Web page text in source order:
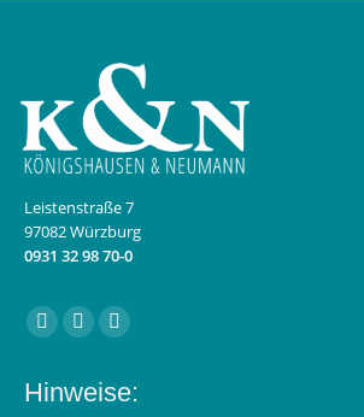
Leistenstraße 7
97082 Würzburg
0931 32 98 70-0
Finden Sie uns auf:
Facebook
opens
Instagram
opens
E-
page
Hinweise: